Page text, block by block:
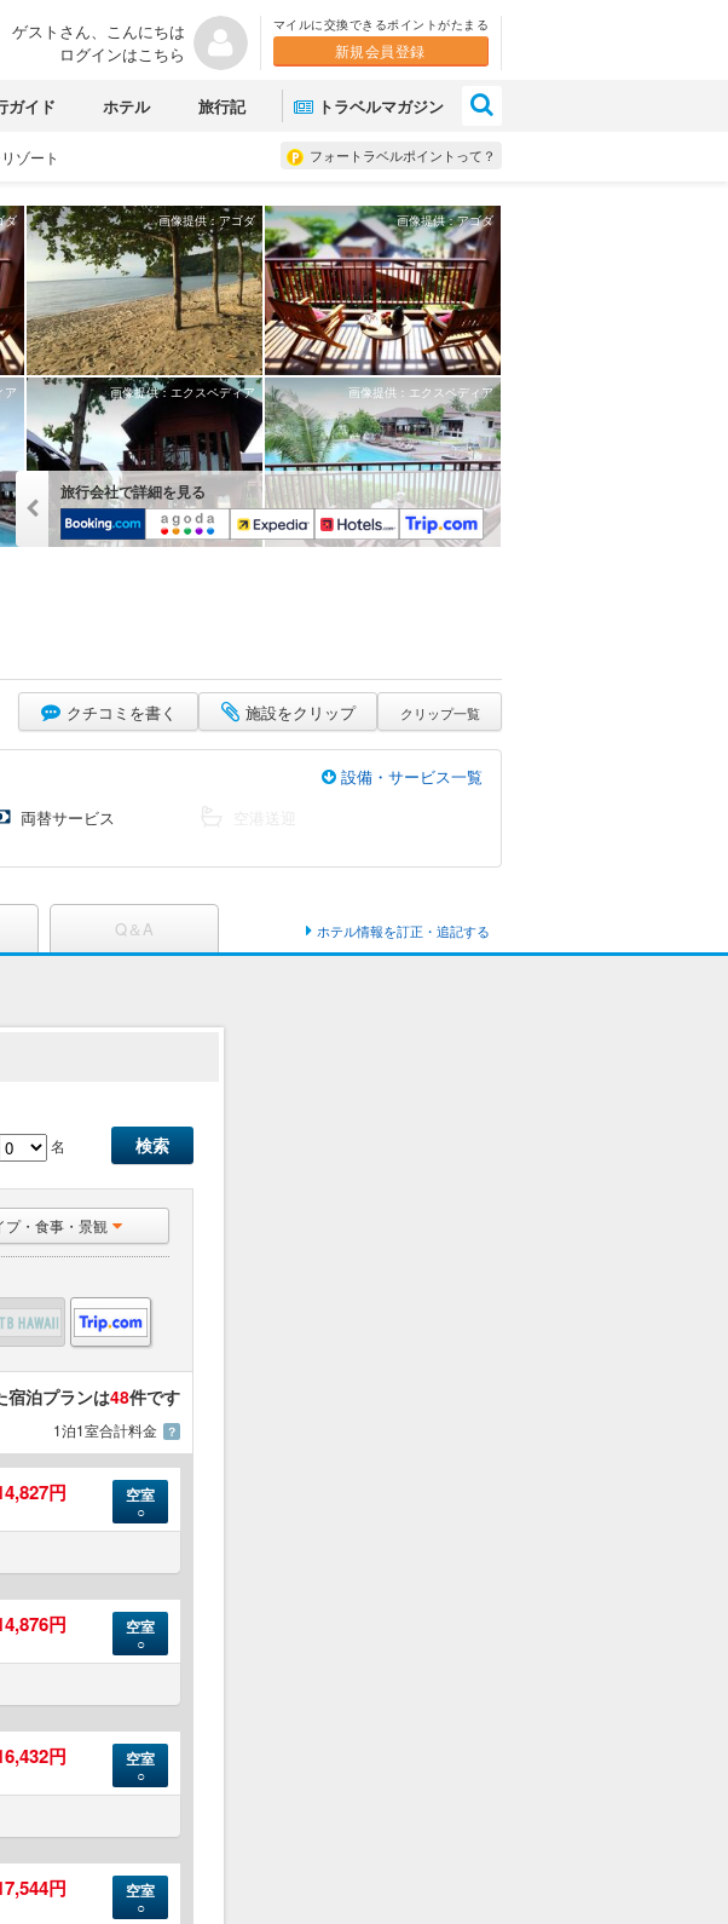
ゲストさん、こんにちは
ログインはこちら
マイルに交換できるポイントがたまる
新規会員登録
ガイド ホテル 旅行記 トラベルマガジン
フォートラベルポイントって？
ゾート
ダ 画像提供：アゴダ 画像提供：アゴダ
ア 画像提供：エクスペディア 画像提供：エクスペディア
旅行会社で詳細を見る
クチコミを書く 施設をクリップ クリップ一覧
設備・サービス一覧
両替サービス
Q＆A ホテル情報を訂正・追記する
名
プ・食事・景観
宿泊プランは48件です
1泊1室合計料金 ？
円 空室
○
円 空室
○
円 空室
○
円 空室
○